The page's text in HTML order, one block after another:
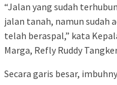
“Jalan yang sudah
jalan tanah, namun sudah
telah beraspal,” kata
Marga, Refly Ruddy
Secara garis besar,